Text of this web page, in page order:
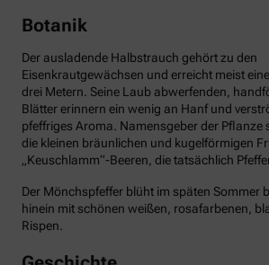
Botanik
Der ausladende Halbstrauch gehört zu den
Eisenkrautgewächsen und erreicht meist
drei Metern. Seine Laub abwerfenden,
Blätter erinnern ein wenig an Hanf und
pfeffriges Aroma. Namensgeber der Pflanze
die kleinen bräunlichen und kugelförmigen
„Keuschlamm“-Beeren, die tatsächlich
Der Mönchspfeffer blüht im späten Sommer
hinein mit schönen weißen, rosafarbenen,
Rispen.